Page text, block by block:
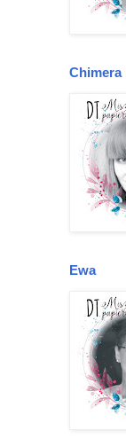
Chimera
Ewa